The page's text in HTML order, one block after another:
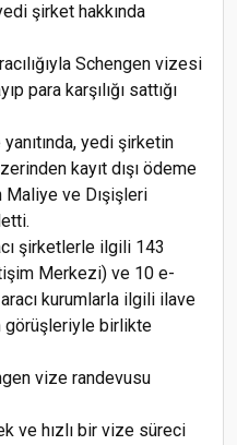
şirket hakkında
Schengen vizesi
para karşılığı sattığı
yedi şirketin
kayıt dışı ödeme
Maliye ve Dışişleri
şirketlerle ilgili 143
Merkezi) ve 10 e-
aracı kurumlarla ilgili ilave
görüşleriyle birlikte
vize randevusu
ve hızlı bir vize süreci